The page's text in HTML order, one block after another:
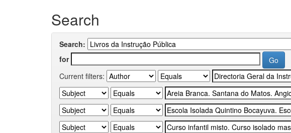
Search
Search:
for
Current filters: